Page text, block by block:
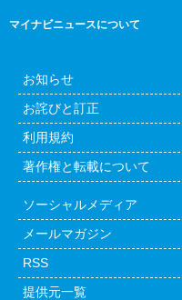
マイナビニュースについて
お知らせ
お詫びと訂正
利用規約
著作権と転載について
ソーシャルメディア
メールマガジン
RSS
提供元一覧